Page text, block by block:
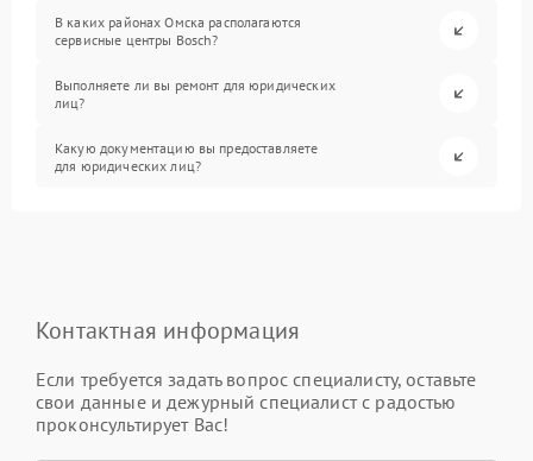
В каких районах Омска располагаются
сервисные центры Bosch?
Выполняете ли вы ремонт для юридических
лиц?
Какую документацию вы предоставляете
для юридических лиц?
Контактная информация
Если требуется задать вопрос специалисту, оставьте
свои данные и дежурный специалист с радостью
проконсультирует Вас!